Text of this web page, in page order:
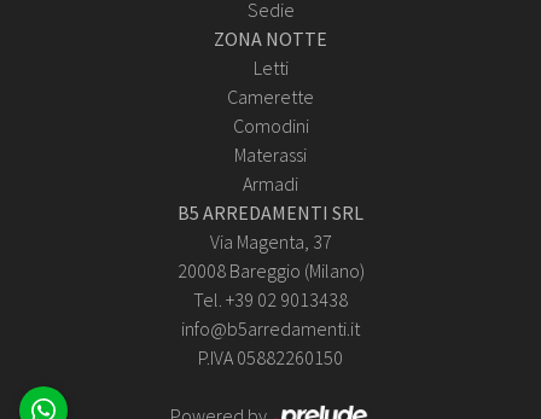
Sedie
ZONA NOTTE
Letti
Camerette
Comodini
Materassi
Armadi
B5 ARREDAMENTI SRL
Via Magenta, 37
20008 Bareggio (Milano)
Tel. +39 02 9013438
info@b5arredamenti.it
P.IVA 05882260150